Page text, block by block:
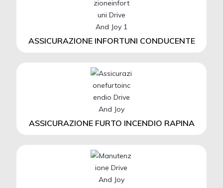
ASSICURAZIONE INFORTUNI CONDUCENTE
ASSICURAZIONE FURTO INCENDIO RAPINA